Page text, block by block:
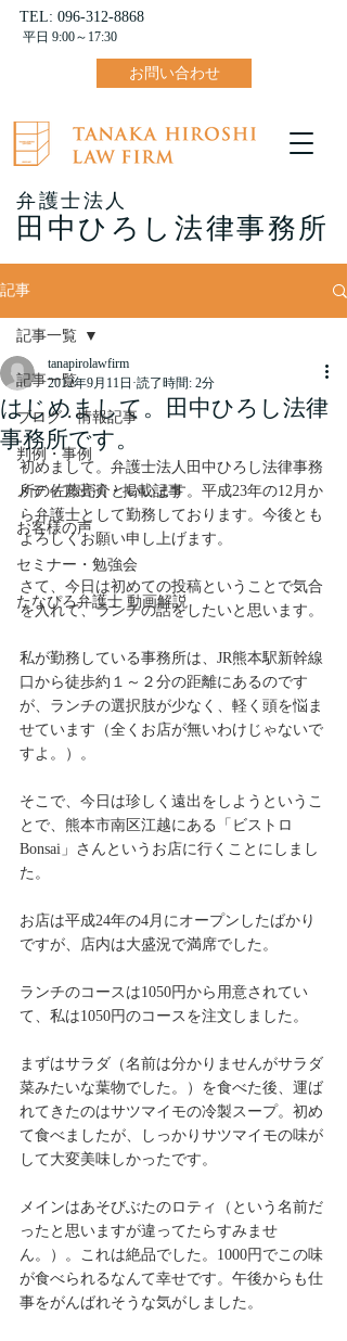
TEL: 096-312-8868
平日 9:00～17:30
お問い合わせ
弁護士法人
田中ひろし法律事務所
記事
記事一覧
ブログ・情報記事
判例・事例
メディア出演・掲載記事
お客様の声
セミナー・勉強会
たなぴろ弁護士 動画解説
記事一覧
はじめまして。田中ひろし法律
事務所です。
tanapirolawfirm
2012年9月11日 読了時間: 2分
初めまして。弁護士法人田中ひろし法律事務
所の佐藤亮介といいます。平成23年の12月か
ら弁護士として勤務しております。今後とも
よろしくお願い申し上げます。
さて、今日は初めての投稿ということで気合
を入れて、ランチの話をしたいと思います。
私が勤務している事務所は、JR熊本駅新幹線
口から徒歩約１～２分の距離にあるのです
が、ランチの選択肢が少なく、軽く頭を悩ま
せています（全くお店が無いわけじゃないで
すよ。）。
そこで、今日は珍しく遠出をしようというこ
とで、熊本市南区江越にある「ビストロ
Bonsai」さんというお店に行くことにしまし
た。
お店は平成24年の4月にオープンしたばかり
ですが、店内は大盛況で満席でした。
ランチのコースは1050円から用意されてい
て、私は1050円のコースを注文しました。
まずはサラダ（名前は分かりませんがサラダ
菜みたいな葉物でした。）を食べた後、運ば
れてきたのはサツマイモの冷製スープ。初め
て食べましたが、しっかりサツマイモの味が
して大変美味しかったです。
メインはあそびぶたのロティ（という名前だ
ったと思いますが違ってたらすみませ
ん。）。これは絶品でした。1000円でこの味
が食べられるなんて幸せです。午後からも仕
事をがんばれそうな気がしました。